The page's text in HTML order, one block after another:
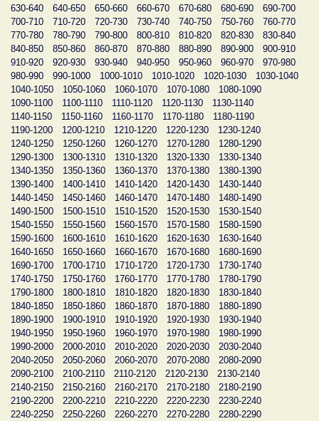
630-640
640-650 650-660 660-670 670-680 680-690
690-700
700-710
710-720 720-730 730-740 740-750 750-760
760-770
770-780
780-790 790-800 800-810 810-820 820-830
830-840
840-850
850-860 860-870 870-880 880-890 890-900
900-910
910-920
920-930 930-940 940-950 950-960 960-970
970-980
980-990
990-1000 1000-1010 1010-1020 1020-1030
1030-1040
1040-1050
1050-1060 1060-1070 1070-1080
1080-1090
1090-1100
1100-1110 1110-1120 1120-1130
1130-1140
1140-1150
1150-1160 1160-1170 1170-1180
1180-1190
1190-1200
1200-1210 1210-1220 1220-1230
1230-1240
1240-1250
1250-1260 1260-1270 1270-1280
1280-1290
1290-1300
1300-1310 1310-1320 1320-1330
1330-1340
1340-1350
1350-1360 1360-1370 1370-1380
1380-1390
1390-1400
1400-1410 1410-1420 1420-1430
1430-1440
1440-1450
1450-1460 1460-1470 1470-1480
1480-1490
1490-1500
1500-1510 1510-1520 1520-1530
1530-1540
1540-1550
1550-1560 1560-1570 1570-1580
1580-1590
1590-1600
1600-1610 1610-1620 1620-1630
1630-1640
1640-1650
1650-1660 1660-1670 1670-1680
1680-1690
1690-1700
1700-1710 1710-1720 1720-1730
1730-1740
1740-1750
1750-1760 1760-1770 1770-1780
1780-1790
1790-1800
1800-1810 1810-1820 1820-1830
1830-1840
1840-1850
1850-1860 1860-1870 1870-1880
1880-1890
1890-1900
1900-1910 1910-1920 1920-1930
1930-1940
1940-1950
1950-1960 1960-1970 1970-1980
1980-1990
1990-2000
2000-2010 2010-2020 2020-2030
2030-2040
2040-2050
2050-2060 2060-2070 2070-2080
2080-2090
2090-2100
2100-2110 2110-2120 2120-2130
2130-2140
2140-2150
2150-2160 2160-2170 2170-2180
2180-2190
2190-2200
2200-2210 2210-2220 2220-2230
2230-2240
2240-2250
2250-2260 2260-2270 2270-2280
2280-2290